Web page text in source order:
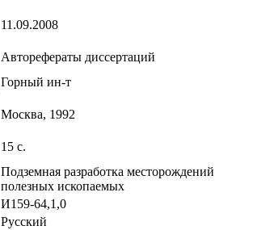
11.09.2008
Авторефераты диссертаций
Горный ин-т
Москва, 1992
15 с.
Подземная разработка месторождений
полезных ископаемых
И159-64,1,0
Русский